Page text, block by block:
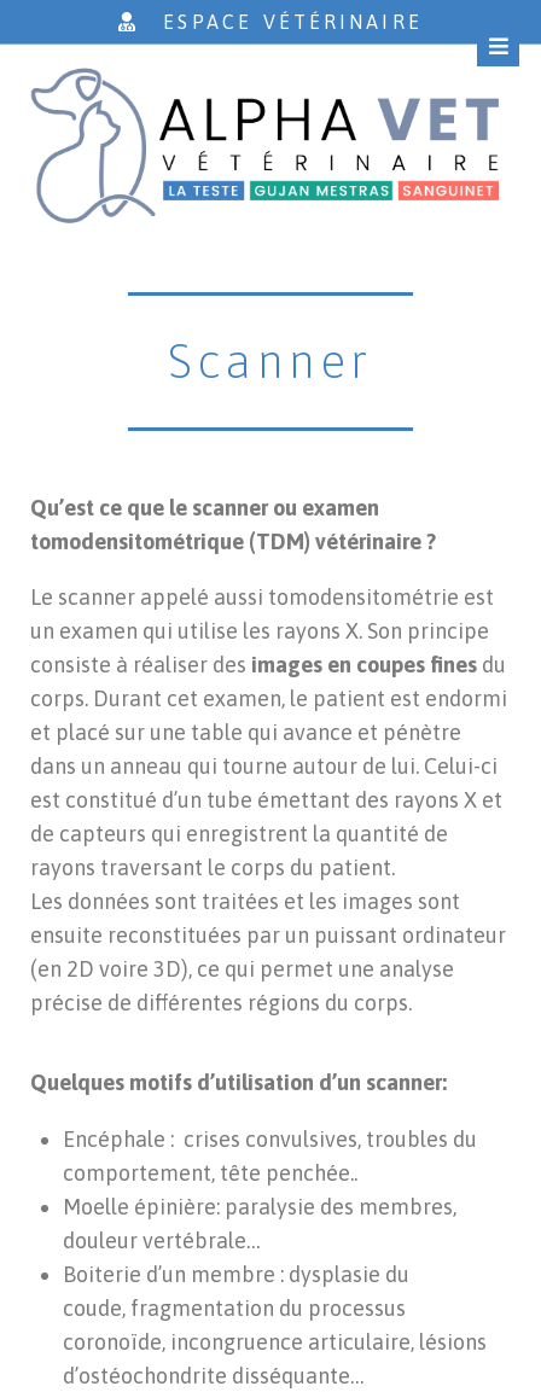
ESPACE VÉTÉRINAIRE
Scanner
Qu’est ce que le scanner ou examen
tomodensitométrique (TDM) vétérinaire ?
Le scanner appelé aussi tomodensitométrie est
un examen qui utilise les rayons X. Son principe
consiste à réaliser des images en coupes fines du
corps. Durant cet examen, le patient est endormi
et placé sur une table qui avance et pénètre
dans un anneau qui tourne autour de lui. Celui-ci
est constitué d’un tube émettant des rayons X et
de capteurs qui enregistrent la quantité de
rayons traversant le corps du patient.
Les données sont traitées et les images sont
ensuite reconstituées par un puissant ordinateur
(en 2D voire 3D), ce qui permet une analyse
précise de différentes régions du corps.
Quelques motifs d’utilisation d’un scanner:
Encéphale : crises convulsives, troubles du
comportement, tête penchée..
Moelle épinière: paralysie des membres,
douleur vertébrale…
Boiterie d’un membre : dysplasie du
coude, fragmentation du processus
coronoïde, incongruence articulaire, lésions
d’ostéochondrite disséquante…